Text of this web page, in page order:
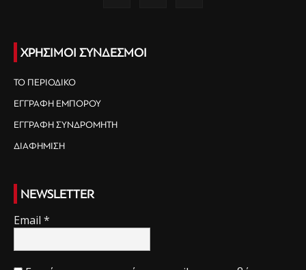
ΧΡΗΣΙΜΟΙ ΣΥΝΔΕΣΜΟΙ
ΤΟ ΠΕΡΙΟΔΙΚΟ
ΕΓΓΡΑΦΗ ΕΜΠΟΡΟΥ
ΕΓΓΡΑΦΗ ΣΥΝΔΡΟΜΗΤΗ
ΔΙΑΦΗΜΙΣΗ
NEWSLETTER
Email *